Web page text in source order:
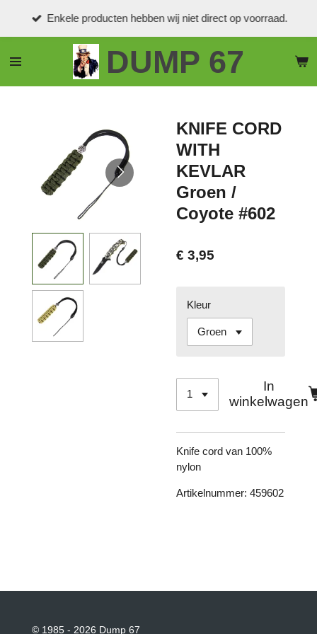
de
DUMP 67
Enkele producten hebben wij niet direct op voorraad.
KNIFE CORD
WITH
KEVLAR
Groen /
Coyote #602
€ 3,95
Kleur
In
winkelwagen
Knife cord van 100%
nylon
Artikelnummer: 459602
© 1985 - 2026 Dump 67